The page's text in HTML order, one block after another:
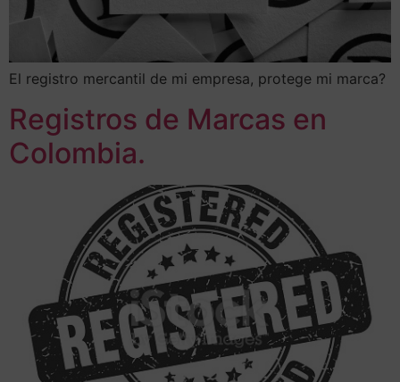
El registro mercantil de mi empresa, protege mi marca?
Registros de Marcas en
Colombia.